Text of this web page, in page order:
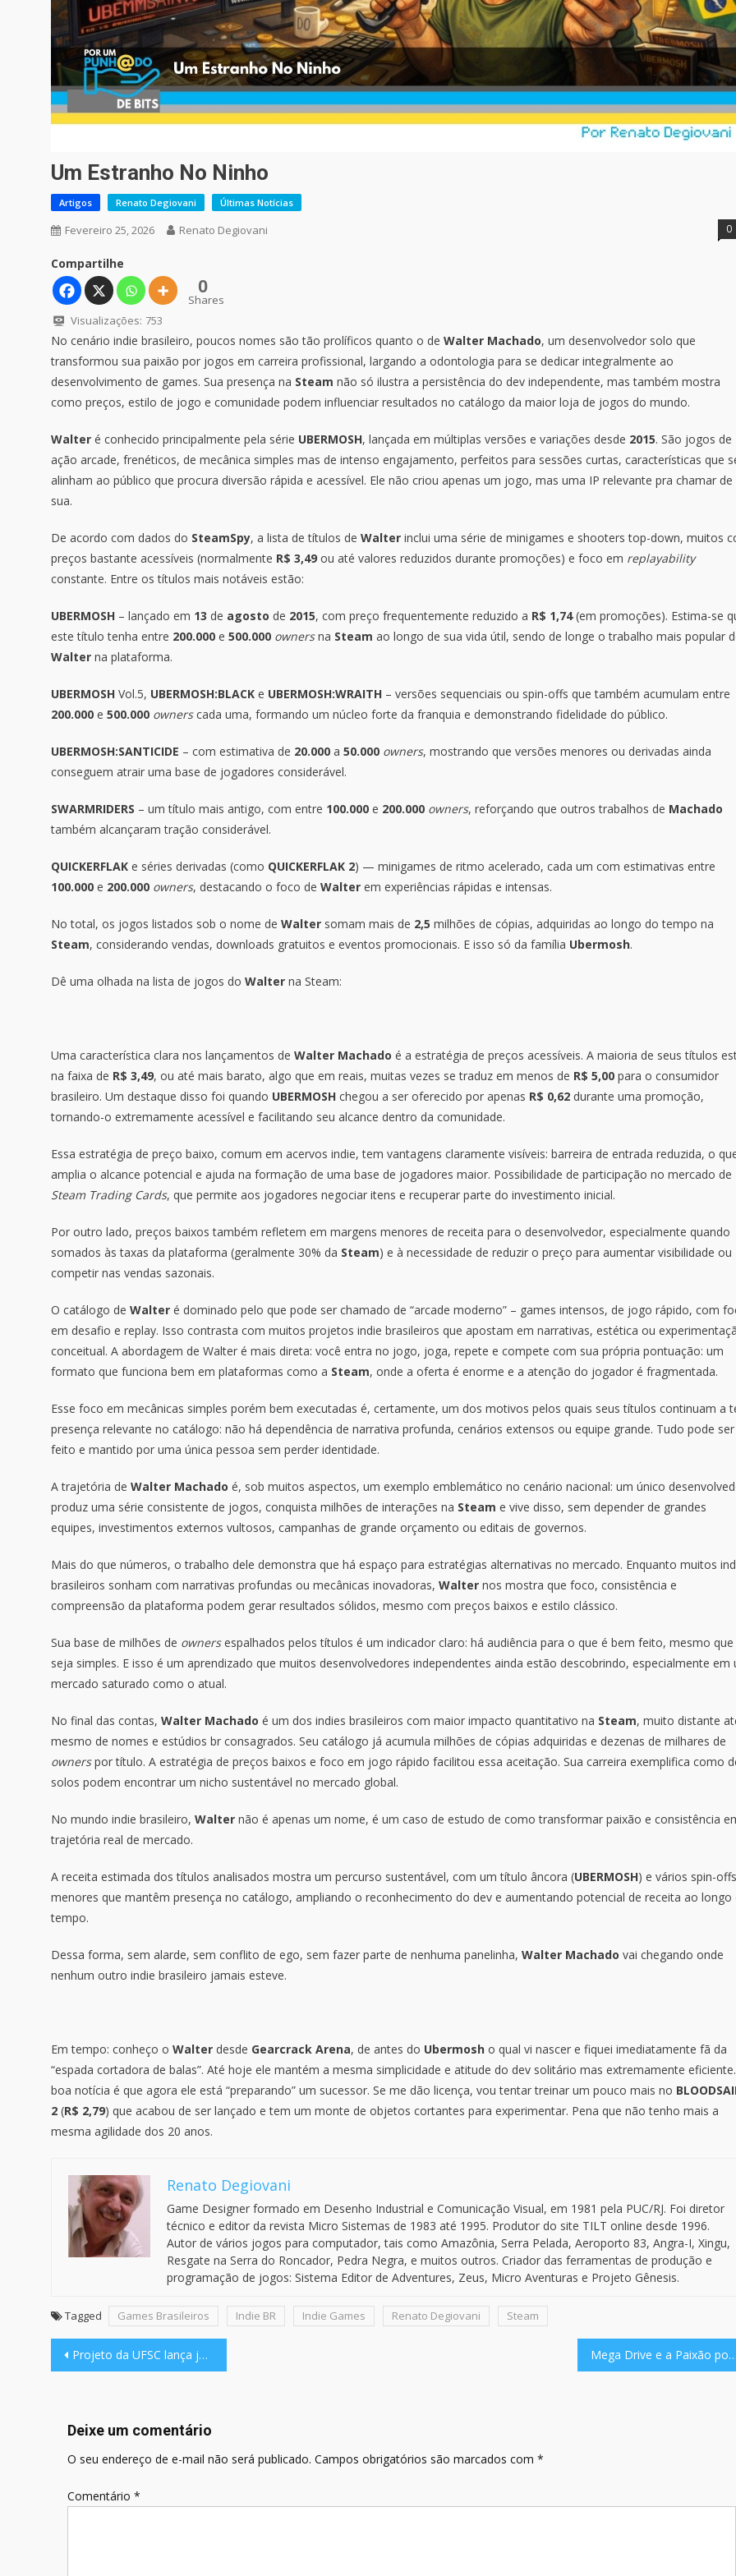
Um Estranho No Ninho
Artigos Renato Degiovani Últimas Notícias
Fevereiro 25, 2026 Renato Degiovani 0
Compartilhe
0
Shares
Visualizações: 753
No cenário indie brasileiro, poucos nomes são tão prolíficos quanto o de Walter Machado, um desenvolvedor solo que
transformou sua paixão por jogos em carreira profissional, largando a odontologia para se dedicar integralmente ao
desenvolvimento de games. Sua presença na Steam não só ilustra a persistência do dev independente, mas também mostra
como preços, estilo de jogo e comunidade podem influenciar resultados no catálogo da maior loja de jogos do mundo.
Walter é conhecido principalmente pela série UBERMOSH, lançada em múltiplas versões e variações desde 2015. São jogos de
ação arcade, frenéticos, de mecânica simples mas de intenso engajamento, perfeitos para sessões curtas, características que
alinham ao público que procura diversão rápida e acessível. Ele não criou apenas um jogo, mas uma IP relevante pra chamar de
sua.
De acordo com dados do SteamSpy, a lista de títulos de Walter inclui uma série de minigames e shooters top-down, muitos
preços bastante acessíveis (normalmente R$ 3,49 ou até valores reduzidos durante promoções) e foco em replayability
constante. Entre os títulos mais notáveis estão:
UBERMOSH – lançado em 13 de agosto de 2015, com preço frequentemente reduzido a R$ 1,74(em promoções). Estima-se
este título tenha entre 200.000 e 500.000 ownersna Steam ao longo de sua vida útil, sendo de longe o trabalho mais popular
Walter na plataforma.
UBERMOSH Vol.5, UBERMOSH:BLACK e UBERMOSH:WRAITH – versões sequenciais ou spin-offs que também acumulam entre
200.000 e 500.000 ownerscada uma, formando um núcleo forte da franquia e demonstrando fidelidade do público.
UBERMOSH:SANTICIDE – com estimativa de 20.000 a 50.000 owners, mostrando que versões menores ou derivadas ainda
conseguem atrair uma base de jogadores considerável.
SWARMRIDERS – um título mais antigo, com entre 100.000 e 200.000 owners, reforçando que outros trabalhos de Machado
também alcançaram tração considerável.
QUICKERFLAK e séries derivadas (como QUICKERFLAK 2) — minigames de ritmo acelerado, cada um com estimativas entre
100.000 e 200.000 owners, destacando o foco de Walter em experiências rápidas e intensas.
No total, os jogos listados sob o nome de Walter somam mais de 2,5 milhões de cópias, adquiridas ao longo do tempo na
Steam, considerando vendas, downloads gratuitos e eventos promocionais. E isso só da família Ubermosh.
Dê uma olhada na lista de jogos do Walter na Steam:
Uma característica clara nos lançamentos de Walter Machado é a estratégia de preços acessíveis. A maioria de seus títulos
na faixa de R$ 3,49, ou até mais barato, algo que em reais, muitas vezes se traduz em menos de R$ 5,00 para o consumidor
brasileiro. Um destaque disso foi quando UBERMOSH chegou a ser oferecido por apenas R$ 0,62 durante uma promoção,
tornando-o extremamente acessível e facilitando seu alcance dentro da comunidade.
Essa estratégia de preço baixo, comum em acervos indie, tem vantagens claramente visíveis: barreira de entrada reduzida, o
amplia o alcance potencial e ajuda na formação de uma base de jogadores maior. Possibilidade de participação no mercado de
Steam Trading Cards, que permite aos jogadores negociar itens e recuperar parte do investimento inicial.
Por outro lado, preços baixos também refletem em margens menores de receita para o desenvolvedor, especialmente quando
somados às taxas da plataforma (geralmente 30% da Steam) e à necessidade de reduzir o preço para aumentar visibilidade ou
competir nas vendas sazonais.
O catálogo de Walter é dominado pelo que pode ser chamado de “arcade moderno” – games intensos, de jogo rápido, com
em desafio e replay. Isso contrasta com muitos projetos indie brasileiros que apostam em narrativas, estética ou
conceitual. A abordagem de Walter é mais direta: você entra no jogo, joga, repete e compete com sua própria pontuação: um
formato que funciona bem em plataformas como a Steam, onde a oferta é enorme e a atenção do jogador é fragmentada.
Esse foco em mecânicas simples porém bem executadas é, certamente, um dos motivos pelos quais seus títulos continuam a
presença relevante no catálogo: não há dependência de narrativa profunda, cenários extensos ou equipe grande. Tudo pode ser
feito e mantido por uma única pessoa sem perder identidade.
A trajetória de Walter Machado é, sob muitos aspectos, um exemplo emblemático no cenário nacional: um único
produz uma série consistente de jogos, conquista milhões de interações na Steam e vive disso, sem depender de grandes
equipes, investimentos externos vultosos, campanhas de grande orçamento ou editais de governos.
Mais do que números, o trabalho dele demonstra que há espaço para estratégias alternativas no mercado. Enquanto muitos
brasileiros sonham com narrativas profundas ou mecânicas inovadoras, Walter nos mostra que foco, consistência e
compreensão da plataforma podem gerar resultados sólidos, mesmo com preços baixos e estilo clássico.
Sua base de milhões de ownersespalhados pelos títulos é um indicador claro: há audiência para o que é bem feito, mesmo que
seja simples. E isso é um aprendizado que muitos desenvolvedores independentes ainda estão descobrindo, especialmente em
mercado saturado como o atual.
No final das contas, Walter Machado é um dos indies brasileiros com maior impacto quantitativo na Steam, muito distante
mesmo de nomes e estúdios br consagrados. Seu catálogo já acumula milhões de cópias adquiridas e dezenas de milhares de
ownerspor título. A estratégia de preços baixos e foco em jogo rápido facilitou essa aceitação. Sua carreira exemplifica como
solos podem encontrar um nicho sustentável no mercado global.
No mundo indie brasileiro, Walter não é apenas um nome, é um caso de estudo de como transformar paixão e consistência
trajetória real de mercado.
A receita estimada dos títulos analisados mostra um percurso sustentável, com um título âncora (UBERMOSH) e vários spin-offs
menores que mantêm presença no catálogo, ampliando o reconhecimento do dev e aumentando potencial de receita ao longo
tempo.
Dessa forma, sem alarde, sem conflito de ego, sem fazer parte de nenhuma panelinha, Walter Machado vai chegando onde
nenhum outro indie brasileiro jamais esteve.
Em tempo: conheço o Walter desde Gearcrack Arena, de antes do Ubermosh o qual vi nascer e fiquei imediatamente fã da
“espada cortadora de balas”. Até hoje ele mantém a mesma simplicidade e atitude do dev solitário mas extremamente
boa notícia é que agora ele está “preparando” um sucessor. Se me dão licença, vou tentar treinar um pouco mais no
2 (R$ 2,79) que acabou de ser lançado e tem um monte de objetos cortantes para experimentar. Pena que não tenho mais a
mesma agilidade dos 20 anos.
Renato Degiovani
Game Designer formado em Desenho Industrial e Comunicação Visual, em 1981 pela PUC/RJ. Foi diretor
técnico e editor da revista Micro Sistemas de 1983 até 1995. Produtor do site TILT online desde 1996.
Autor de vários jogos para computador, tais como Amazônia, Serra Pelada, Aeroporto 83, Angra-I, Xingu,
Resgate na Serra do Roncador, Pedra Negra, e muitos outros. Criador das ferramentas de produção e
programação de jogos: Sistema Editor de Adventures, Zeus, Micro Aventuras e Projeto Gênesis.
Tagged Games Brasileiros Indie BR Indie Games Renato Degiovani Steam
Navegação
Post
Projeto da UFSC lança jogo educativo sobre segurança digital para jovens e adolescentes Mega Drive e a
Deixe um comentário
O seu endereço de e-mail não será publicado. Campos obrigatórios são marcados com *
Comentário *